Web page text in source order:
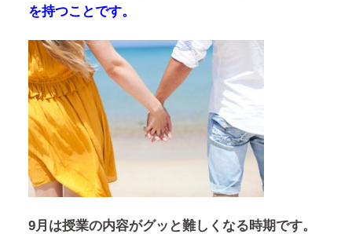
を持つことです。
9月は授業の内容がグッと難しくなる時期です。